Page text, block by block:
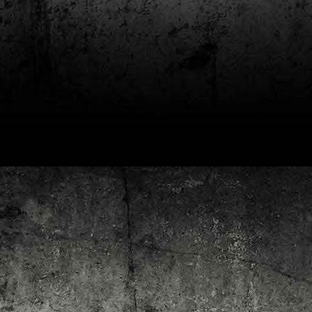
Lluís Recasens i Àngel Marí
Nascut a Barcelona l’any 1881 i mort a Blanes el 1948, Joan Junceda és
dels noms més destacats entre els dibuixants, il·lustradors i caricaturistes
d’aquesta època. Tot i començar sense cap tipus de formació, ben
s’integrà dins la redacció del setmanari Cu-Cut!, participant activament en
Abans de tancar el 2024, arriba l'hora de presentar les lectures del
primer trimestre del 2025 del club de lectura de còmics de la Biblioteca
de Tarragona, gratuït i virtual. El menú, ben variat: un personatge
l'adaptació d'una novel·la molt coneguda (i llegida) i una novetat molt
Aquí en teniu els detalls!
Maltés.